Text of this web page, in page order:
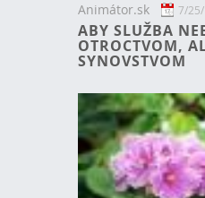
Animátor.sk 7/
ABY SLUŽBA
OTROCTVOM,
SYNOVSTVOM